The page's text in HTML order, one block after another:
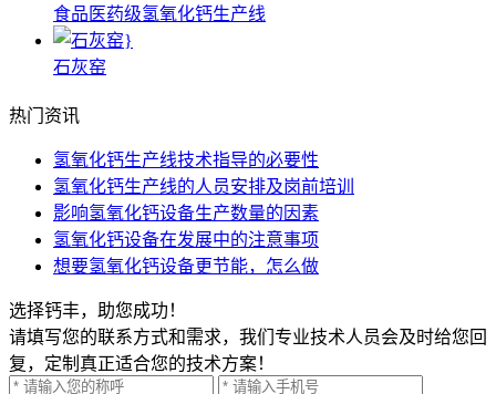
食品医药级氢氧化钙生产线
石灰窑
热门资讯
氢氧化钙生产线技术指导的必要性
氢氧化钙生产线的人员安排及岗前培训
影响氢氧化钙设备生产数量的因素
氢氧化钙设备在发展中的注意事项
想要氢氧化钙设备更节能，怎么做
选择钙丰，助您成功！
请填写您的联系方式和需求，我们专业技术人员会及时给您回
复，定制真正适合您的技术方案！